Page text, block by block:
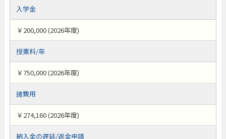
入学金
￥200,000 (2026年度)
授業料/年
￥750,000 (2026年度)
諸費用
￥274,160 (2026年度)
納入金の遅延/返金申請